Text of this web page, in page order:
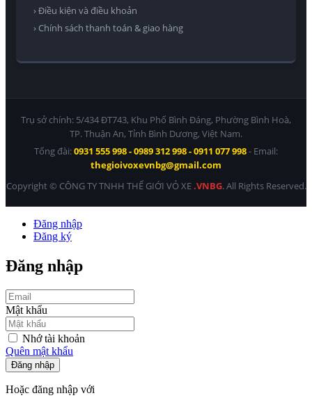
› Điều kiện và điều khoản
› Chính sách thanh toán & giao hàng
Trụ sở chính: 5/434 ĐT743, Khu Phố Bình Đáng, Phường Bình Hoà,
TP. Thuận An, Tỉnh Bình Dương, Việt Nam.
Tổng đài:0931 555 998 - 0989 312 998 - 0911 077 998- Email:
thegioivoxevnbg@gmail.com
Copyright © CÔNG TY TNHH THẾ GIỚI VỎ XE.VNBG. All Rights Reserved.
Đăng nhập
Đăng ký
Đăng nhập
Mật khẩu
Nhớ tài khoản
Quên mật khẩu
Đăng nhập
Hoặc đăng nhập với